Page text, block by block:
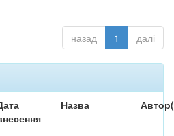
назад 1 далі
Назва